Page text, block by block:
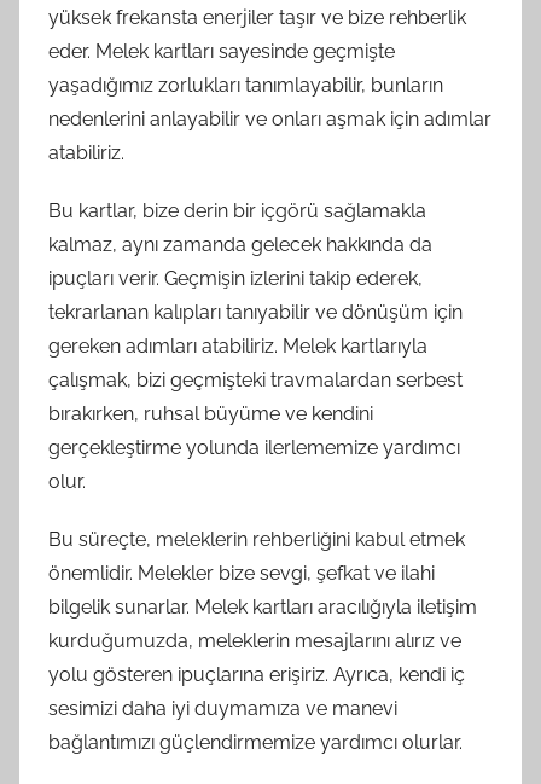
yüksek frekansta enerjiler taşır ve bize rehberlik
eder. Melek kartları sayesinde geçmişte
yaşadığımız zorlukları tanımlayabilir, bunların
nedenlerini anlayabilir ve onları aşmak için adımlar
atabiliriz.
Bu kartlar, bize derin bir içgörü sağlamakla
kalmaz, aynı zamanda gelecek hakkında da
ipuçları verir. Geçmişin izlerini takip ederek,
tekrarlanan kalıpları tanıyabilir ve dönüşüm için
gereken adımları atabiliriz. Melek kartlarıyla
çalışmak, bizi geçmişteki travmalardan serbest
bırakırken, ruhsal büyüme ve kendini
gerçekleştirme yolunda ilerlememize yardımcı
olur.
Bu süreçte, meleklerin rehberliğini kabul etmek
önemlidir. Melekler bize sevgi, şefkat ve ilahi
bilgelik sunarlar. Melek kartları aracılığıyla iletişim
kurduğumuzda, meleklerin mesajlarını alırız ve
yolu gösteren ipuçlarına erişiriz. Ayrıca, kendi iç
sesimizi daha iyi duymamıza ve manevi
bağlantımızı güçlendirmemize yardımcı olurlar.